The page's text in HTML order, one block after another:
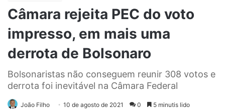
Câmara rejeita PEC do voto
impresso, em mais uma
derrota de Bolsonaro
Bolsonaristas não conseguem reunir 308 votos e
derrota foi inevitável na Câmara Federal
João Filho 10 de agosto de 2021 0 5 minutis lido